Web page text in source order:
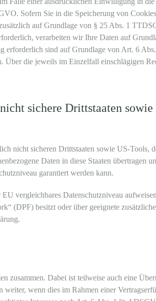
Sofern Sie in die Speicherung von
auf Grundlage von § 25 Abs. 1
verarbeiten wir Ihre Daten auf
erforderlich sind auf Grundlage von Art. 6
die jeweils im Einzelfall einschlägigen
sichere Drittstaaten
nicht sicheren Drittstaaten sowie US-
Daten in diese Staaten übertragen
garantiert werden kann.
vergleichbares Datenschutzniveau
(DPF) besitzt oder über geeignete
zusammen. Dabei ist teilweise auch eine
wenn dies im Rahmen einer